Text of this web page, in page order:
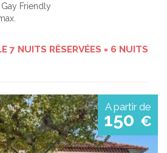
Friendly
7 NUITS RÉSERVÉES = 6 NUITS
A partir de
150 €